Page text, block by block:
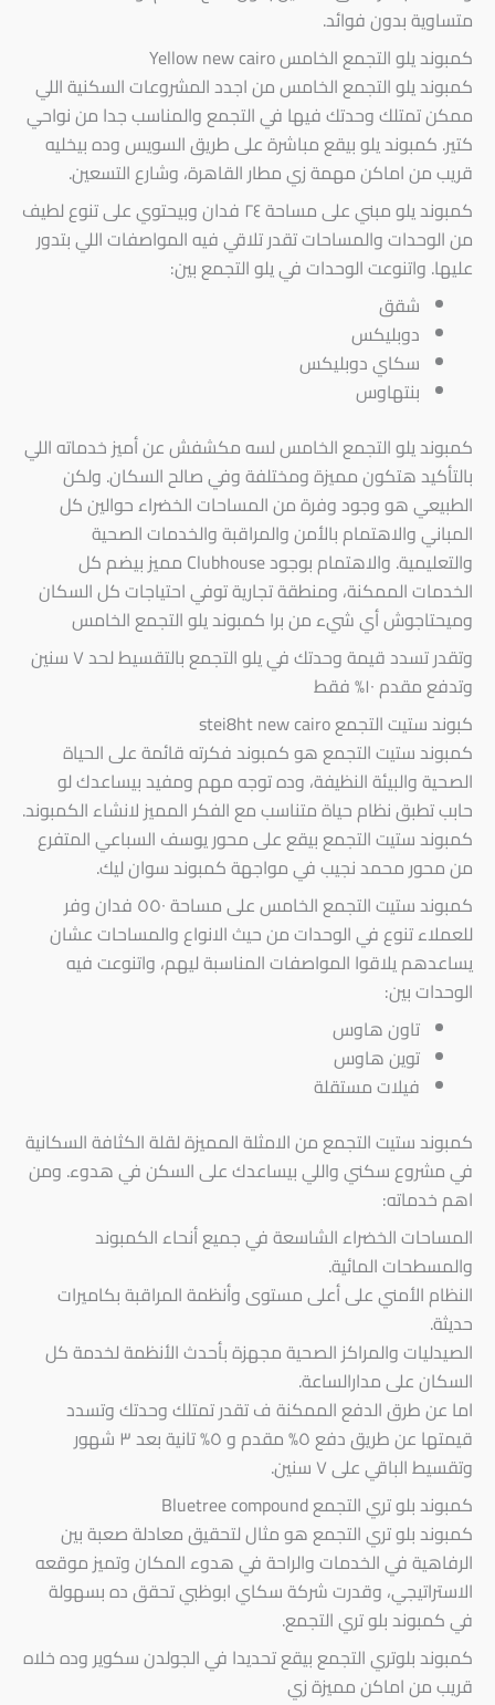
متساوية بدون فوائد.
كمبوند يلو التجمع الخامس Yellow new cairo
كمبوند يلو التجمع الخامس من اجدد المشروعات السكنية اللي
ممكن تمتلك وحدتك فيها في التجمع والمناسب جدا من نواحي
كتير. كمبوند يلو بيقع مباشرة على طريق السويس وده بيخليه
قريب من اماكن مهمة زي مطار القاهرة، وشارع التسعين.
كمبوند يلو مبني على مساحة ٢٤ فدان وبيحتوي على تنوع لطيف
من الوحدات والمساحات تقدر تلاقي فيه المواصفات اللي بتدور
عليها. واتنوعت الوحدات في يلو التجمع بين:
شقق
دوبليكس
سكاي دوبليكس
بنتهاوس
كمبوند يلو التجمع الخامس لسه مكشفش عن أميز خدماته اللي
بالتأكيد هتكون مميزة ومختلفة وفي صالح السكان. ولكن
الطبيعي هو وجود وفرة من المساحات الخضراء حوالين كل
المباني والاهتمام بالأمن والمراقبة والخدمات الصحية
والتعليمية. والاهتمام بوجود Clubhouse مميز بيضم كل
الخدمات الممكنة، ومنطقة تجارية توفي احتياجات كل السكان
وميحتاجوش أي شيء من برا كمبوند يلو التجمع الخامس
وتقدر تسدد قيمة وحدتك في يلو التجمع بالتقسيط لحد ٧ سنين
وتدفع مقدم ١٠% فقط
كبوند ستيت التجمع stei8ht new cairo
كمبوند ستيت التجمع هو كمبوند فكرته قائمة على الحياة
الصحية والبيئة النظيفة، وده توجه مهم ومفيد بيساعدك لو
حابب تطبق نظام حياة متناسب مع الفكر المميز لانشاء الكمبوند.
كمبوند ستيت التجمع بيقع على محور يوسف السباعي المتفرع
من محور محمد نجيب في مواجهة كمبوند سوان ليك.
كمبوند ستيت التجمع الخامس على مساحة ٥٥٠ فدان وفر
للعملاء تنوع في الوحدات من حيث الانواع والمساحات عشان
يساعدهم يلاقوا المواصفات المناسبة ليهم، واتنوعت فيه
الوحدات بين:
تاون هاوس
توين هاوس
فيلات مستقلة
كمبوند ستيت التجمع من الامثلة المميزة لقلة الكثافة السكانية
في مشروع سكني واللي بيساعدك على السكن في هدوء. ومن
اهم خدماته:
المساحات الخضراء الشاسعة في جميع أنحاء الكمبوند
والمسطحات المائية.
النظام الأمني على أعلى مستوى وأنظمة المراقبة بكاميرات
حديثة.
الصيدليات والمراكز الصحية مجهزة بأحدث الأنظمة لخدمة كل
السكان على مدارالساعة.
اما عن طرق الدفع الممكنة ف تقدر تمتلك وحدتك وتسدد
قيمتها عن طريق دفع ٥% مقدم و ٥% تانية بعد ٣ شهور
وتقسيط الباقي على ٧ سنين.
كمبوند بلو تري التجمع Bluetree compound
كمبوند بلو تري التجمع هو مثال لتحقيق معادلة صعبة بين
الرفاهية في الخدمات والراحة في هدوء المكان وتميز موقعه
الاستراتيجي، وقدرت شركة سكاي ابوظبي تحقق ده بسهولة
في كمبوند بلو تري التجمع.
كمبوند بلوتري التجمع بيقع تحديدا في الجولدن سكوير وده خلاه
قريب من اماكن مميزة زي